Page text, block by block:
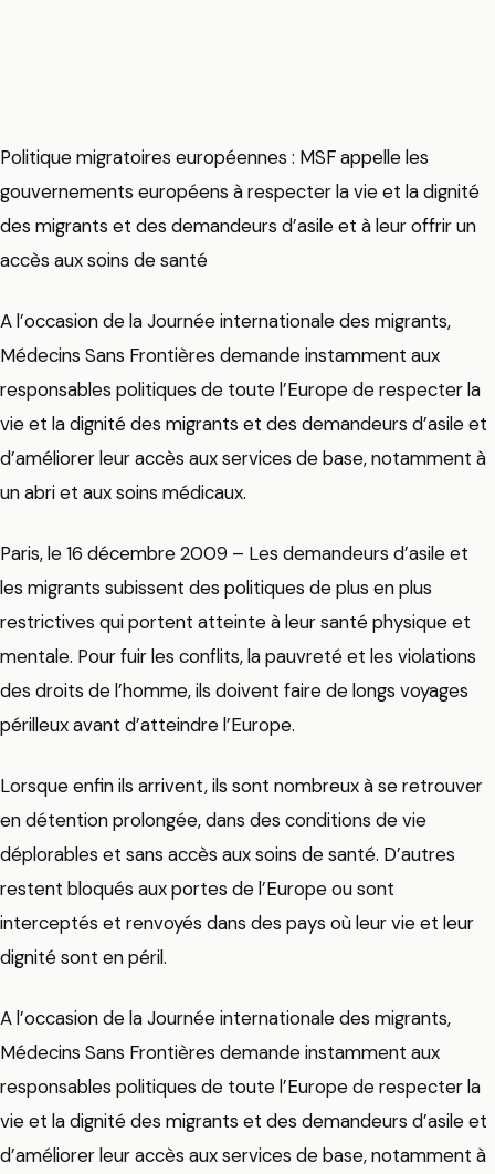
Politique migratoires européennes : MSF appelle les
gouvernements européens à respecter la vie et la dignité
des migrants et des demandeurs d’asile et à leur offrir un
accès aux soins de santé
A l’occasion de la Journée internationale des migrants,
Médecins Sans Frontières demande instamment aux
responsables politiques de toute l’Europe de respecter la
vie et la dignité des migrants et des demandeurs d’asile et
d’améliorer leur accès aux services de base, notamment à
un abri et aux soins médicaux.
Paris, le 16 décembre 2009 – Les demandeurs d’asile et
les migrants subissent des politiques de plus en plus
restrictives qui portent atteinte à leur santé physique et
mentale. Pour fuir les conflits, la pauvreté et les violations
des droits de l’homme, ils doivent faire de longs voyages
périlleux avant d’atteindre l’Europe.
Lorsque enfin ils arrivent, ils sont nombreux à se retrouver
en détention prolongée, dans des conditions de vie
déplorables et sans accès aux soins de santé. D’autres
restent bloqués aux portes de l’Europe ou sont
interceptés et renvoyés dans des pays où leur vie et leur
dignité sont en péril.
A l’occasion de la Journée internationale des migrants,
Médecins Sans Frontières demande instamment aux
responsables politiques de toute l’Europe de respecter la
vie et la dignité des migrants et des demandeurs d’asile et
d’améliorer leur accès aux services de base, notamment à